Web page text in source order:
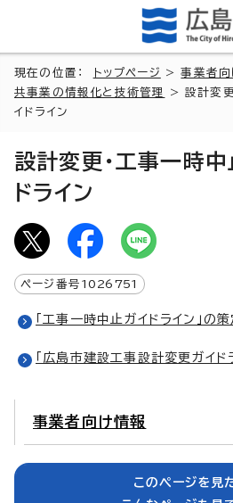
現在の位置： トップページ >事業者向
共事業の情報化と技術管理
> 設計変更
イドライン
設計変更・工事一時
ドライン
ページ番号 1026751
「工事一時中止ガイドライン」の策
「広島市建設工事設計変更ガイド
事業者向け情報
このページを見